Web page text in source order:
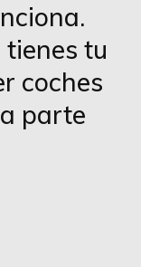
tienes tu
coches
parte